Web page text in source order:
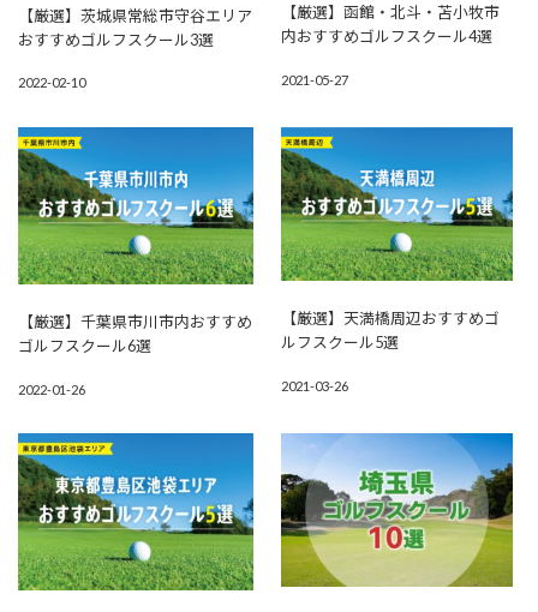
【厳選】茨城県常総市守谷エリア
おすすめゴルフスクール3選
2022-02-10
【厳選】函館・北斗・苫小牧市
内おすすめゴルフスクール4選
2021-05-27
【厳選】千葉県市川市内おすすめ
ゴルフスクール6選
2022-01-26
【厳選】天満橋周辺おすすめゴ
ルフスクール5選
2021-03-26